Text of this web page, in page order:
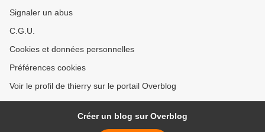
Signaler un abus
C.G.U.
Cookies et données personnelles
Préférences cookies
Voir le profil de thierry sur le portail Overblog
Créer un blog sur Overblog